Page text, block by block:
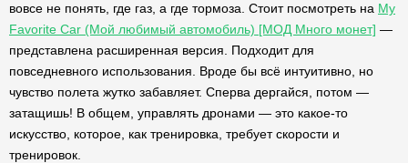
вовсе не понять, где газ, а где тормоза. Стоит посмотреть на My
Favorite Car (Мой любимый автомобиль) [МОД Много монет] —
представлена расширенная версия. Подходит для
повседневного использования. Вроде бы всё интуитивно, но
чувство полета жутко забавляет. Сперва дергайся, потом —
затащишь! В общем, управлять дронами — это какое-то
искусство, которое, как тренировка, требует скорости и
тренировок.